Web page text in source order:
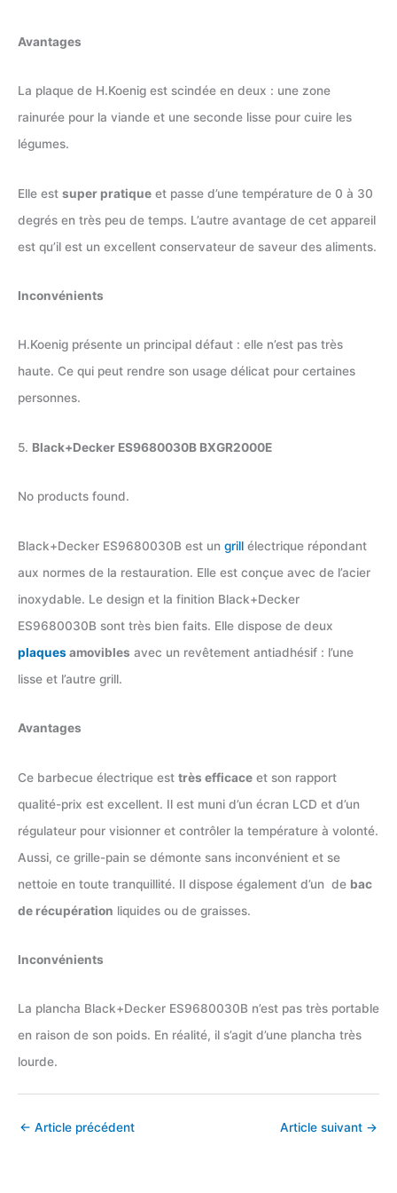
Avantages
La plaque de ‎H.Koenig est scindée en deux : une zone
rainurée pour la viande et une seconde lisse pour cuire les
légumes.
Elle est super pratique et passe d’une température de 0 à 30
degrés en très peu de temps. L’autre avantage de cet appareil
est qu’il est un excellent conservateur de saveur des aliments.
Inconvénients
H.Koenig présente un principal défaut : elle n’est pas très
haute. Ce qui peut rendre son usage délicat pour certaines
personnes.
5. Black+Decker ES9680030B BXGR2000E
No products found.
Black+Decker ES9680030B est un grill électrique répondant
aux normes de la restauration. Elle est conçue avec de l’acier
inoxydable. Le design et la finition Black+Decker
ES9680030B sont très bien faits. Elle dispose de deux
plaquesamovibles avec un revêtement antiadhésif : l’une
lisse et l’autre grill.
Avantages
Ce barbecue électrique est très efficace et son rapport
qualité-prix est excellent. Il est muni d’un écran LCD et d’un
régulateur pour visionner et contrôler la température à volonté.
Aussi, ce grille-pain se démonte sans inconvénient et se
nettoie en toute tranquillité. Il dispose également d’un de bac
de récupération liquides ou de graisses.
Inconvénients
La plancha Black+Decker ES9680030B n’est pas très portable
en raison de son poids. En réalité, il s’agit d’une plancha très
lourde.
← Article précédent Article suivant →